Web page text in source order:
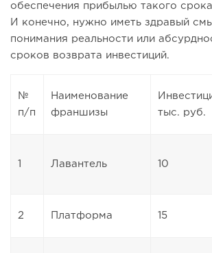
обеспечения прибылью такого
И конечно, нужно иметь здравый
понимания реальности или
сроков возврата инвестиций.
№
п/п
Наименование
франшизы
тыс. руб.
1 Лавантель 10
2 Платформа 15